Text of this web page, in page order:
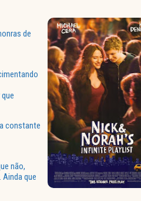
de
constante
não,
que